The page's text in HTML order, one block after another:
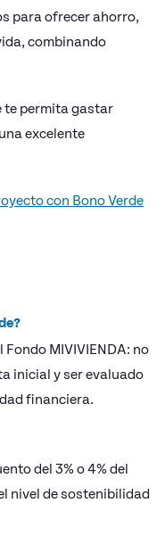
para ofrecer ahorro,
combinando
te permita gastar
excelente
con Bono Verde
MIVIVIENDA: no
inicial y ser evaluado
financiera.
del 3% o 4% del
nivel de sostenibilidad